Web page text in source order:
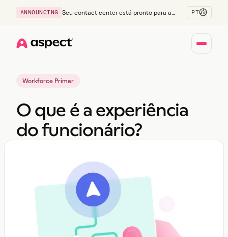
ANNOUNCING
Seu contact center está pronto para a
PT
Workforce Primer
O que é a experiência
do funcionário?